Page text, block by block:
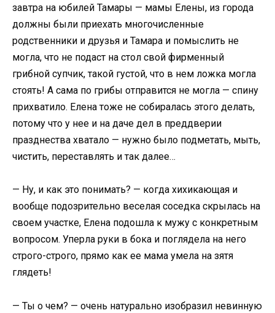
завтра на юбилей Тамары — мамы Елены, из города
должны были приехать многочисленные
родственники и друзья и Тамара и помыслить не
могла, что не подаст на стол свой фирменный
грибной супчик, такой густой, что в нем ложка могла
стоять! А сама по грибы отправится не могла — спину
прихватило. Елена тоже не собиралась этого делать,
потому что у нее и на даче дел в преддверии
празднества хватало — нужно было подметать, мыть,
чистить, переставлять и так далее…
— Ну, и как это понимать? — когда хихикающая и
вообще подозрительно веселая соседка скрылась на
своем участке, Елена подошла к мужу с конкретным
вопросом. Уперла руки в бока и поглядела на него
строго-строго, прямо как ее мама умела на зятя
глядеть!
— Ты о чем? — очень натурально изобразил невинную